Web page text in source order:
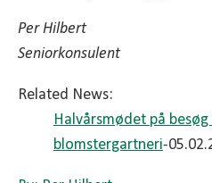
Per Hilbert
Seniorkonsulent
Related News:
Halvårsmødet på
blomstergartneri-